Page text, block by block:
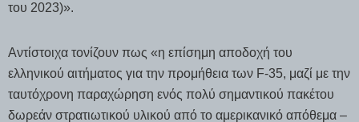
του 2023)».
Αντίστοιχα τονίζουν πως «η επίσημη αποδοχή του
ελληνικού αιτήματος για την προμήθεια των F-35, μαζί με την
ταυτόχρονη παραχώρηση ενός πολύ σημαντικού πακέτου
δωρεάν στρατιωτικού υλικού από το αμερικανικό απόθεμα –